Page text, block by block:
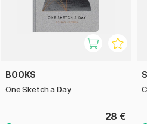
BOOKS
One Sketch a Day
28 €